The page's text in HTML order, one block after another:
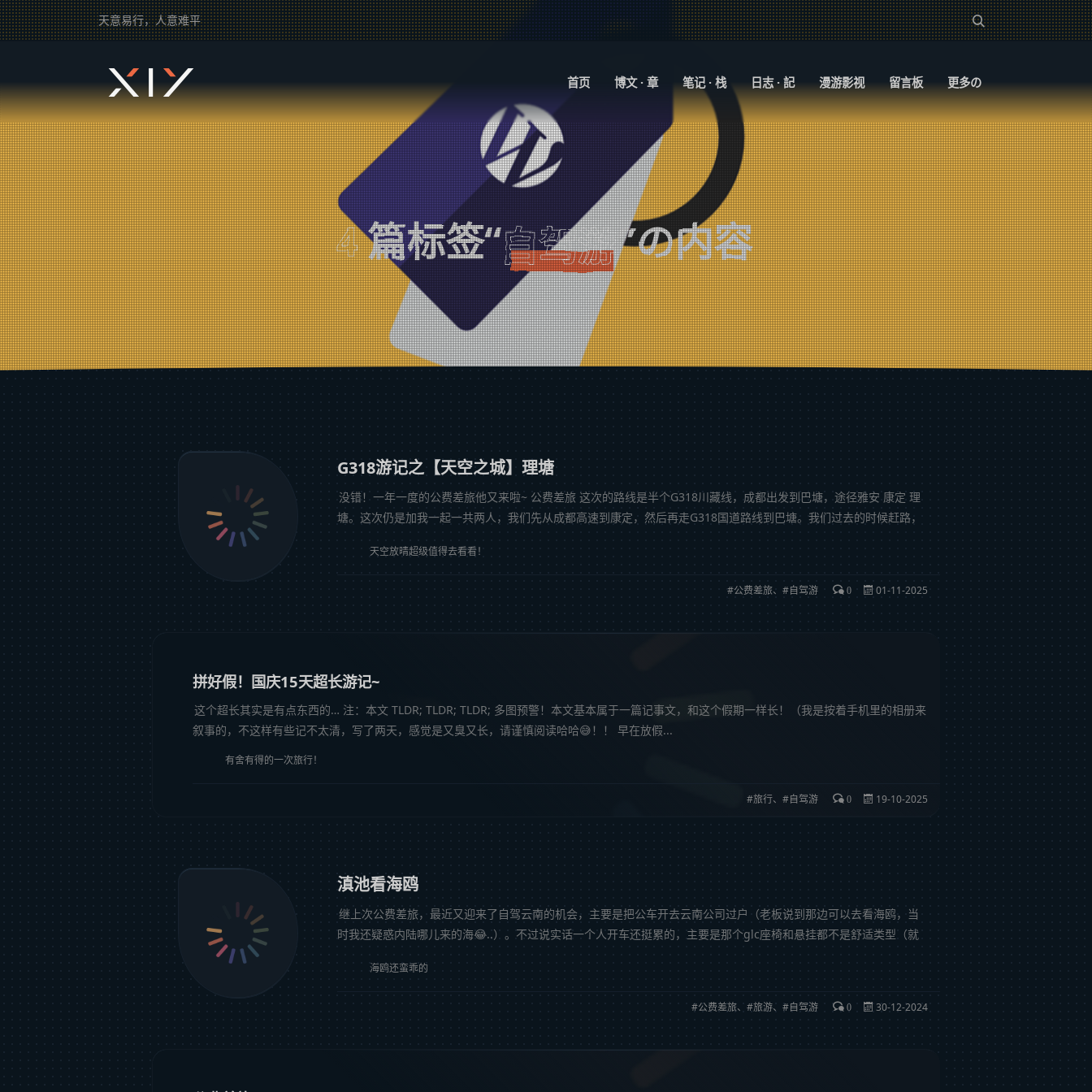
天意易行，人意难平
首页
博文 · 章 笔记 · 栈 日志 · 記 漫游影视 留言板 更多の
4篇标签“自驾游”の内容
G318游记之【天空之城】理塘
没错！一年一度的公费差旅他又来啦~ 公费差旅 这次的路线是半个G318川藏线，成都出发到巴塘，途径雅安 康定 理
塘。这次仍是加我一起一共两人，我们先从成都高速到康定，然后再走G318国道路线到巴塘。我们过去的时候赶路，
天空放晴超级值得去看看！
公费差旅、 自驾游 0 01-11-2025
拼好假！国庆15天超长游记~
这个超长其实是有点东西的… 注：本文 TLDR; TLDR; TLDR; 多图预警！本文基本属于一篇记事文，和这个假期一样长！（我是按着手机里的相册来
叙事的，不这样有些记不太清，写了两天，感觉是又臭又长，请谨慎阅读哈哈😅！！ 早在放假...
有舍有得的一次旅行！
旅行、 自驾游 0 19-10-2025
滇池看海鸥
继上次公费差旅，最近又迎来了自驾云南的机会，主要是把公车开去云南公司过户（老板说到那边可以去看海鸥，当
时我还疑惑内陆哪儿来的海😂..）。不过说实话一个人开车还挺累的，主要是那个glc座椅和悬挂都不是舒适类型（就
海鸥还蛮乖的
公费差旅、 旅游、 自驾游 0 30-12-2024